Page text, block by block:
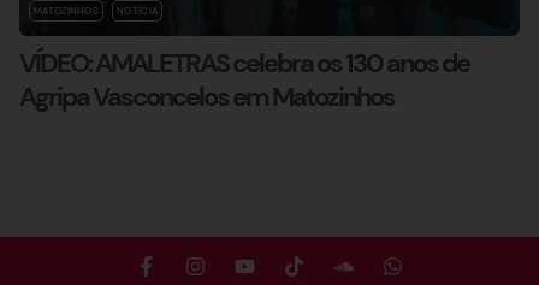
MATOZINHOS NOTÍCIA
VÍDEO: AMALETRAS celebra os 130 anos de
Agripa Vasconcelos em Matozinhos